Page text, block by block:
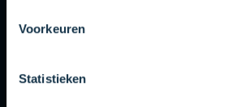
Voorkeuren
Statistieken
HET BEST
eindproduct uniek is. Aan de hand van